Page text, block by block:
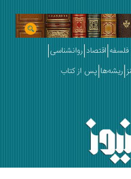
اقتصاد روانشناسی
پس از کتاب